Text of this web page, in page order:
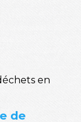
de